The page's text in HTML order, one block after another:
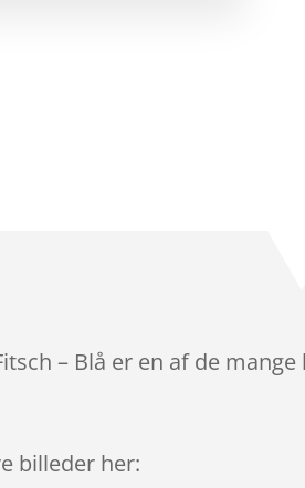
– Blå er en af de
billeder her: